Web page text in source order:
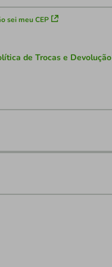
sei meu CEP
de Trocas e Devolução